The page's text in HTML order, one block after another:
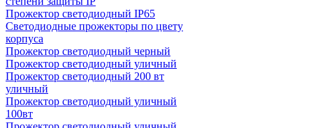
Прожектор светодиодный IP65
Светодиодные прожекторы по цвету
корпуса
Прожектор светодиодный черный
Прожектор светодиодный уличный
Прожектор светодиодный 200 вт
уличный
Прожектор светодиодный уличный
100вт